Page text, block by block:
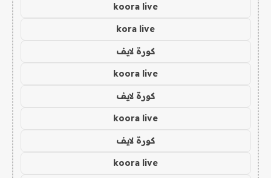
koora live
kora live
كورة لايف
koora live
كورة لايف
koora live
كورة لايف
koora live